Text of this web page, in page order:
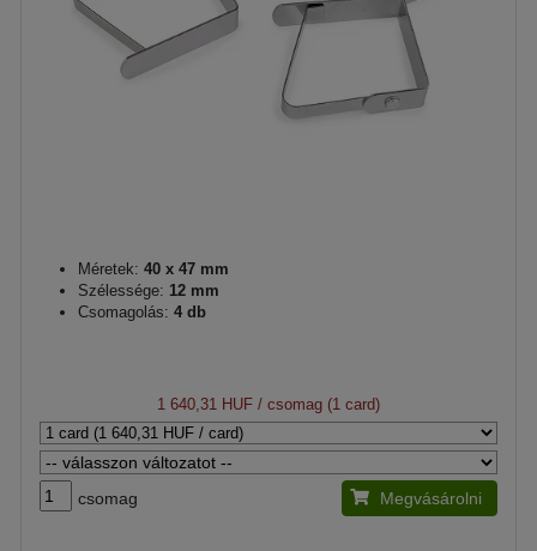
Méretek: 40 x 47 mm
Szélessége: 12 mm
Csomagolás: 4 db
1 640,31 HUF / csomag (1 card)
csomag Megvásárolni